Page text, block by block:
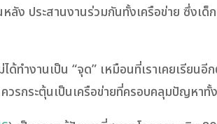
หลัง ประสานงานร่วมกันทั้งเครือข่าย ซึ่ง
ทำงานเป็น “จุด” เหมือนที่เราเคยเรียนอี
รกระตุ้นเป็นเครือข่ายที่ครอบคลุมปัญหาทั้